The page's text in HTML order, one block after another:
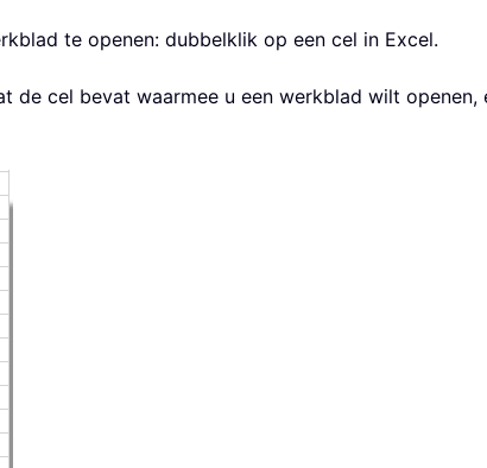
te openen: dubbelklik op een cel in Excel.
de cel bevat waarmee u een werkblad wilt openen,